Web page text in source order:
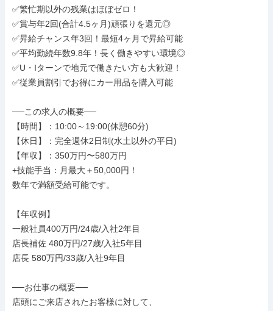
✅繁忙期以外の残業はほぼゼロ！
✅賞与年2回(合計4.5ヶ月)頑張りを還元◎
✅昇給チャンス年3回！最短4ヶ月で昇給可能
✅平均勤続年数9.8年！長く働きやすい環境◎
✅U・Iターンで地元で働きたい方も大歓迎！
✅従業員割引でお得にカー用品を購入可能
──この求人の概要──
【時間】：10:00～19:00(休憩60分)
【休日】：完全週休2日制(水土以外の平日)
【年収】：350万円〜580万円
+技能手当：月最大＋50,000円！
数年で満額受給可能です。
【年収例】
一般社員400万円/24歳/入社2年目
店長補佐 480万円/27歳/入社5年目
店長 580万円/33歳/入社9年目
──お仕事の概要──
店頭にご来店されたお客様に対して、